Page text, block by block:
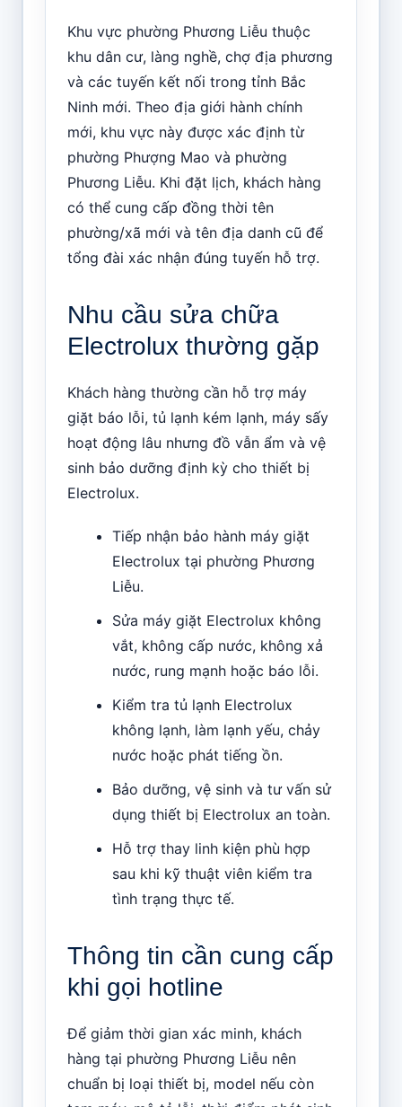
Khu vực phường Phương Liễu thuộc
khu dân cư, làng nghề, chợ địa phương
và các tuyến kết nối trong tỉnh Bắc
Ninh mới. Theo địa giới hành chính
mới, khu vực này được xác định từ
phường Phượng Mao và phường
Phương Liễu. Khi đặt lịch, khách hàng
có thể cung cấp đồng thời tên
phường/xã mới và tên địa danh cũ để
tổng đài xác nhận đúng tuyến hỗ trợ.
Nhu cầu sửa chữa
Electrolux thường gặp
Khách hàng thường cần hỗ trợ máy
giặt báo lỗi, tủ lạnh kém lạnh, máy sấy
hoạt động lâu nhưng đồ vẫn ẩm và vệ
sinh bảo dưỡng định kỳ cho thiết bị
Electrolux.
Tiếp nhận bảo hành máy giặt
Electrolux tại phường Phương
Liễu.
Sửa máy giặt Electrolux không
vắt, không cấp nước, không xả
nước, rung mạnh hoặc báo lỗi.
Kiểm tra tủ lạnh Electrolux
không lạnh, làm lạnh yếu, chảy
nước hoặc phát tiếng ồn.
Bảo dưỡng, vệ sinh và tư vấn sử
dụng thiết bị Electrolux an toàn.
Hỗ trợ thay linh kiện phù hợp
sau khi kỹ thuật viên kiểm tra
tình trạng thực tế.
Thông tin cần cung cấp
khi gọi hotline
Để giảm thời gian xác minh, khách
hàng tại phường Phương Liễu nên
chuẩn bị loại thiết bị, model nếu còn